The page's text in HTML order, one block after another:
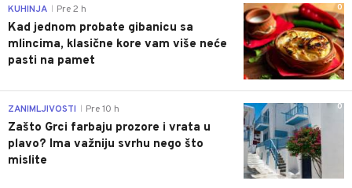
0
KUHINJA Pre 2 h
Kad jednom probate gibanicu sa
mlincima, klasične kore vam više neće
pasti na pamet
0
ZANIMLJIVOSTI Pre 10 h
Zašto Grci farbaju prozore i vrata u
plavo? Ima važniju svrhu nego što
mislite